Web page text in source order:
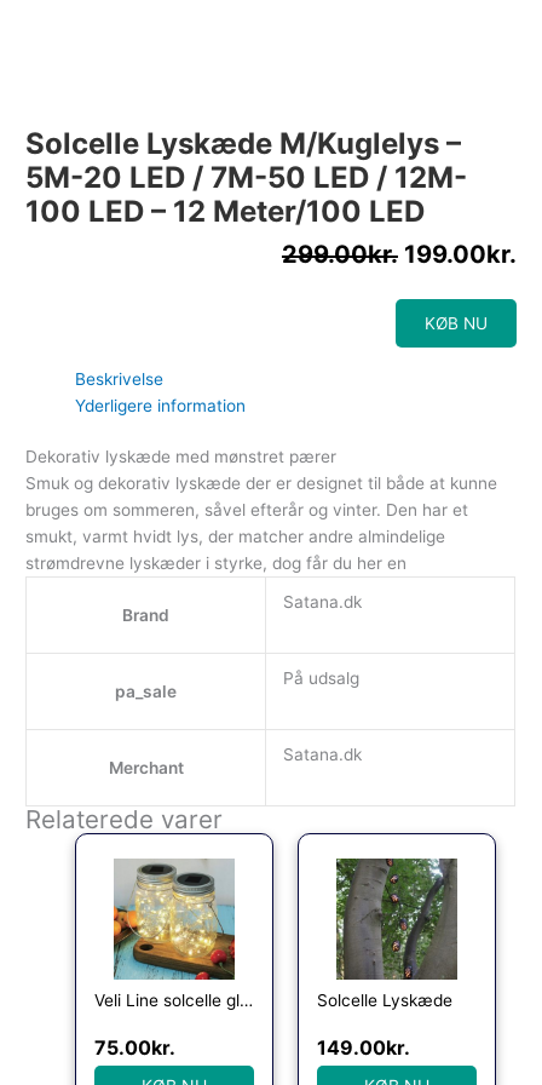
Solcelle Lyskæde M/kuglelys –
5M-20 LED / 7M-50 LED / 12M-
100 LED – 12 Meter/100 LED
299.00kr. 199.00kr.
KØB NU
Beskrivelse
Yderligere information
Dekorativ lyskæde med mønstret pærer
Smuk og dekorativ lyskæde der er designet til både at kunne
bruges om sommeren, såvel efterår og vinter. Den har et
smukt, varmt hvidt lys, der matcher andre almindelige
strømdrevne lyskæder i styrke, dog får du her en
Brand
Satana.dk
pa_sale
På udsalg
Merchant
Satana.dk
Relaterede varer
Veli Line solcelle glaskrukker med lyskæder, 2-pak
75.00kr.
Solcelle Lyskæde
149.00kr.